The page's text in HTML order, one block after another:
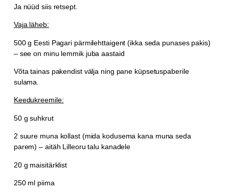
Ja nüüd siis retsept.
Vaja läheb:
500 g Eesti Pagari pärmilehttaigent (ikka seda punases pakis)
– see on minu lemmik juba aastaid
Võta tainas pakendist välja ning pane küpsetuspaberile
sulama.
Keedukreemile:
50 g suhkrut
2 suure muna kollast (mida kodusema kana muna seda
parem) – aitäh Lilleoru talu kanadele
20 g maisitärklist
250 ml piima